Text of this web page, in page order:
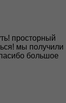
просторный
мы получили
большое